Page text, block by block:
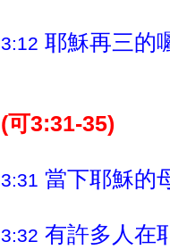
3:12 耶穌再三的
(可3:31-35)
3:31 當下耶穌的
3:32 有許多人在